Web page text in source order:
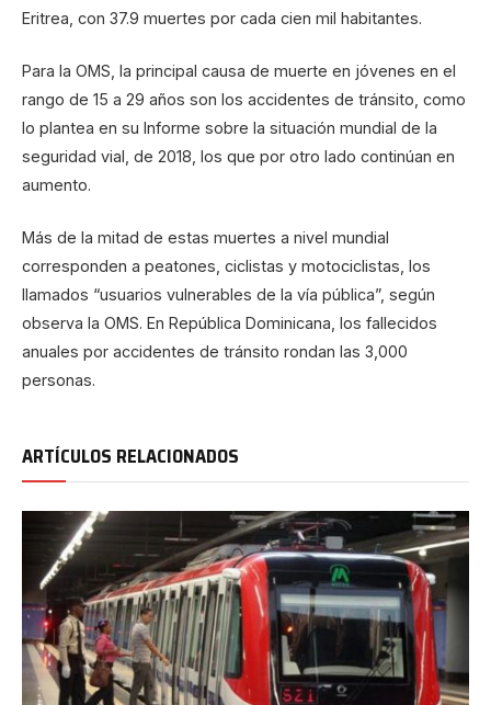
Eritrea, con 37.9 muertes por cada cien mil habitantes.
Para la OMS, la principal causa de muerte en jóvenes en el
rango de 15 a 29 años son los accidentes de tránsito, como
lo plantea en su Informe sobre la situación mundial de la
seguridad vial, de 2018, los que por otro lado continúan en
aumento.
Más de la mitad de estas muertes a nivel mundial
corresponden a peatones, ciclistas y motociclistas, los
llamados “usuarios vulnerables de la vía pública”, según
observa la OMS. En República Dominicana, los fallecidos
anuales por accidentes de tránsito rondan las 3,000
personas.
ARTÍCULOS RELACIONADOS